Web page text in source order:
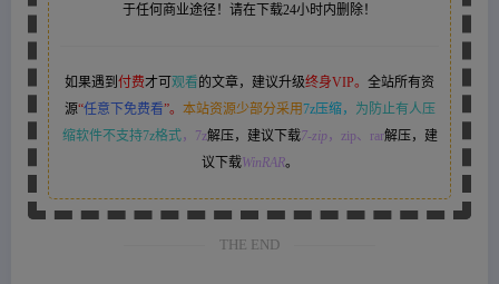
于任何商业途径！请在下载24小时内删除！
如果遇到 付费才可 观看 的文章，建议升级终身VIP。 全站所有资
源“任意下免费看”。 本站资源少部分采用7z压缩，
为防止有人压
缩软件不支持7z格式，7z解压，建议下载7-zip，zip、rar解压，建
议下载WinRAR。
THE END